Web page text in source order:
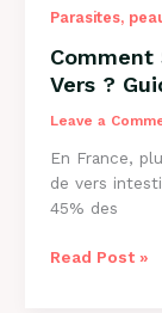
Parasites,
Comment
Vers ?
Leave a
En France,
de vers
45% des
Comment
Read Post »